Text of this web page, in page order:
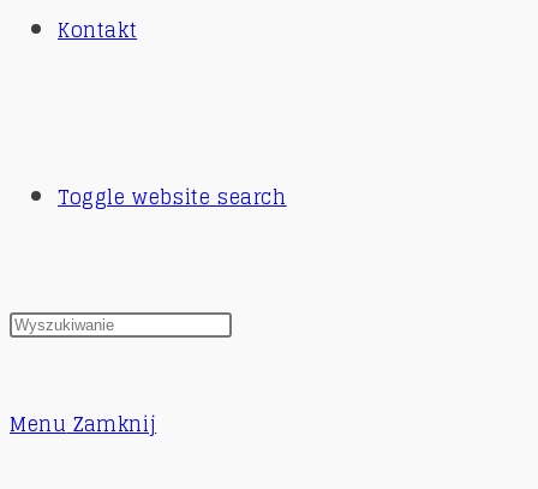
Kontakt
Toggle website search
Menu Zamknij